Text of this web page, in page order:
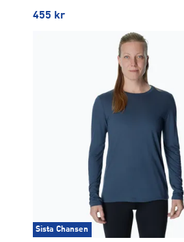
455 kr
Sista Chansen